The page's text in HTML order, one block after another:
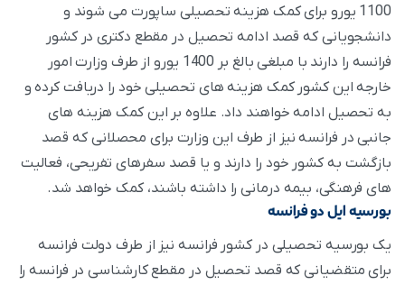
1100 یورو برای کمک هزینه تحصیلی ساپورت می شوند و
دانشجویانی که قصد ادامه تحصیل در مقطع دکتری در کشور
فرانسه را دارند با مبلغی بالغ بر 1400 یورو از طرف وزارت امور
خارجه این کشور کمک هزینه های تحصیلی خود را دریافت کرده و
به تحصیل ادامه خواهند داد. علاوه بر این کمک هزینه های
جانبی در فرانسه نیز از طرف این وزارت برای محصلانی که قصد
بازگشت به کشور خود را دارند و یا قصد سفرهای تفریحی، فعالیت
های فرهنگی، بیمه درمانی را داشته باشند، کمک خواهد شد.
بورسیه ایل دو فرانسه
یک بورسیه تحصیلی در کشور فرانسه نیز از طرف دولت فرانسه
برای متقضیانی که قصد تحصیل در مقطع کارشناسی در فرانسه را